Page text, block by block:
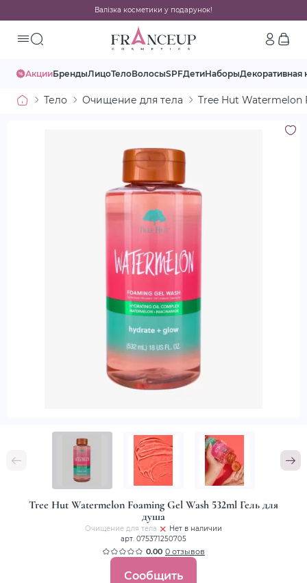
Валізка косметики у подарунок!
АкцииБрендыЛицоТелоВолосыSPFДетиНаборыДекоративная
Тело Очищение для тела Tree Hut Watermelon
Tree Hut Watermelon Foaming Gel Wash 532ml Гель для
душа
Очищение для тела
Нет в наличии
арт. 075371250705
0.00 0 отзывов
Сообщить